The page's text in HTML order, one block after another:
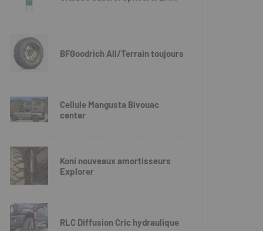
BFGoodrich All/Terrain toujours
Cellule Mangusta Bivouac
center
Koni nouveaux amortisseurs
Explorer
RLC Diffusion Cric hydraulique